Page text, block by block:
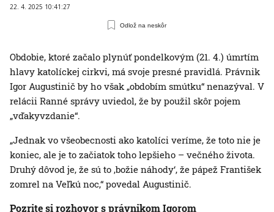
22. 4. 2025 10:41:27
Odlož na neskôr
Obdobie, ktoré začalo plynúť pondelkovým (21. 4.) úmrtím
hlavy katolíckej cirkvi, má svoje presné pravidlá. Právnik
Igor Augustinič by ho však „obdobím smútku“ nenazýval. V
relácii Ranné správy uviedol, že by použil skôr pojem
„vďakyvzdanie“.
„Jednak vo všeobecnosti ako katolíci veríme, že toto nie je
koniec, ale je to začiatok toho lepšieho – večného života.
Druhý dôvod je, že sú to ‚božie náhody‘, že pápež František
zomrel na Veľkú noc,“ povedal Augustinič.
Pozrite si rozhovor s právnikom Igorom